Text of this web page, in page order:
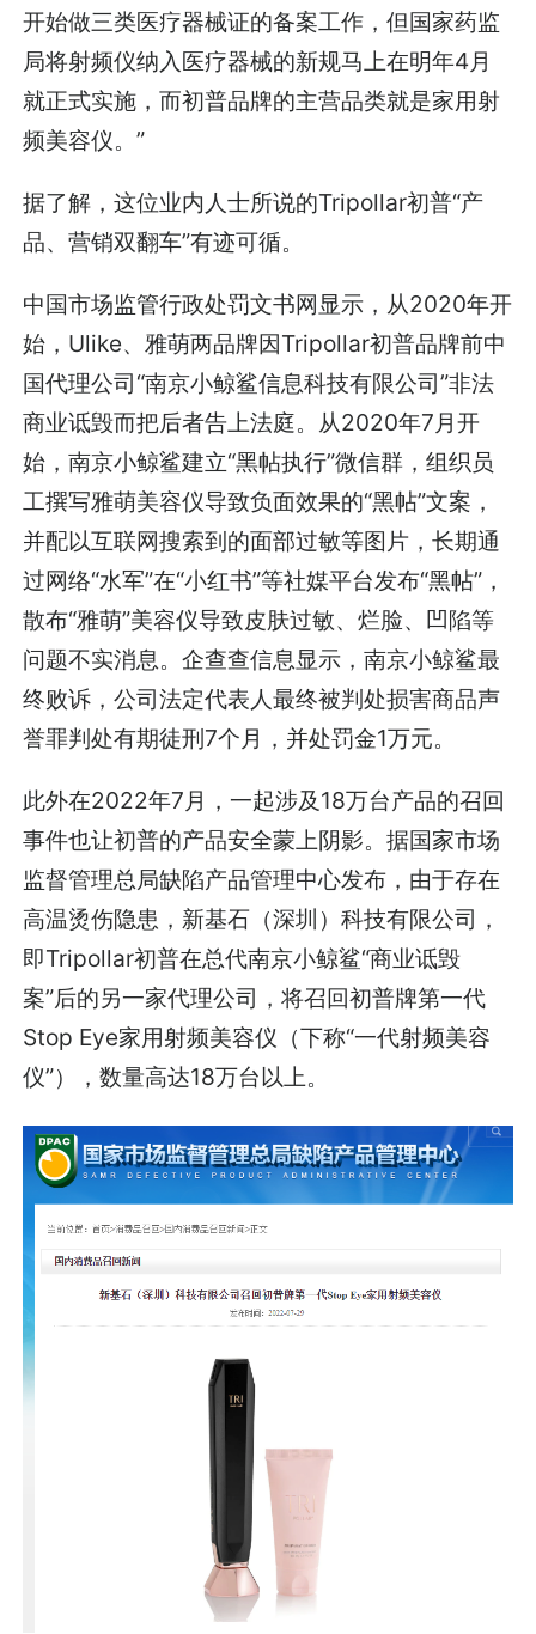
开始做三类医疗器械证的备案工作，但国家药监
局将射频仪纳入医疗器械的新规马上在明年4月
就正式实施，而初普品牌的主营品类就是家用射
频美容仪。”
据了解，这位业内人士所说的Tripollar初普“产
品、营销双翻车”有迹可循。
中国市场监管行政处罚文书网显示，从2020年开
始，Ulike、雅萌两品牌因Tripollar初普品牌前中
国代理公司“南京小鲸鲨信息科技有限公司”非法
商业诋毁而把后者告上法庭。从2020年7月开
始，南京小鲸鲨建立“黑帖执行”微信群，组织员
工撰写雅萌美容仪导致负面效果的“黑帖”文案，
并配以互联网搜索到的面部过敏等图片，长期通
过网络“水军”在“小红书”等社媒平台发布“黑帖”，
散布“雅萌”美容仪导致皮肤过敏、烂脸、凹陷等
问题不实消息。企查查信息显示，南京小鲸鲨最
终败诉，公司法定代表人最终被判处损害商品声
誉罪判处有期徒刑7个月，并处罚金1万元。
此外在2022年7月，一起涉及18万台产品的召回
事件也让初普的产品安全蒙上阴影。据国家市场
监督管理总局缺陷产品管理中心发布，由于存在
高温烫伤隐患，新基石（深圳）科技有限公司，
即Tripollar初普在总代南京小鲸鲨“商业诋毁
案”后的另一家代理公司，将召回初普牌第一代
Stop Eye家用射频美容仪（下称“一代射频美容
仪”），数量高达18万台以上。